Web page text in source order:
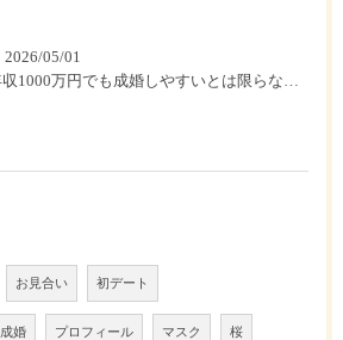
2026/05/01
年収1000万円でも成婚しやすいとは限らない? 「年収帯別の成婚率」のリアル
お見合い 初デート
成婚 プロフィール マスク 桜